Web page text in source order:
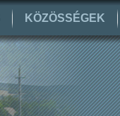
KÖZÖSSÉGEK